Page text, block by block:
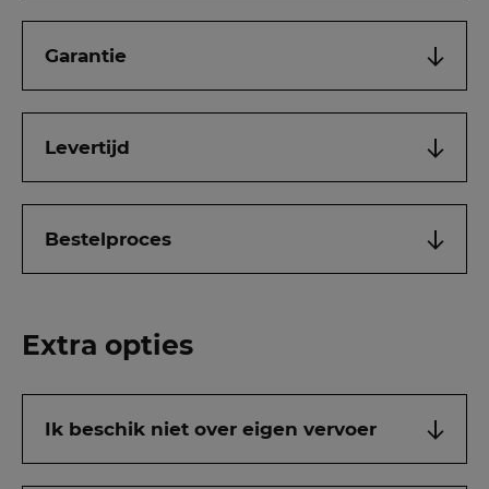
Garantie
Levertijd
Bestelproces
Extra opties
Ik beschik niet over eigen vervoer